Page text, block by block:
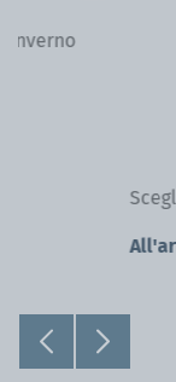
Scegliere